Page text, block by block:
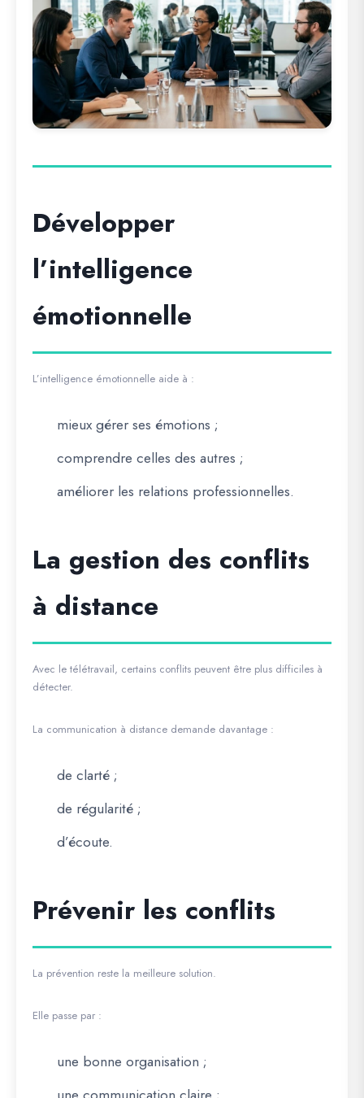
Développer
l’intelligence
émotionnelle
L’intelligence émotionnelle aide à :
mieux gérer ses émotions ;
comprendre celles des autres ;
améliorer les relations professionnelles.
La gestion des conflits
à distance
Avec le télétravail, certains conflits peuvent être plus difficiles à
détecter.
La communication à distance demande davantage :
de clarté ;
de régularité ;
d’écoute.
Prévenir les conflits
La prévention reste la meilleure solution.
Elle passe par :
une bonne organisation ;